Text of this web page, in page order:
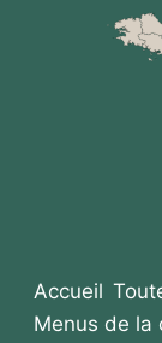
Accueil
Menus de la